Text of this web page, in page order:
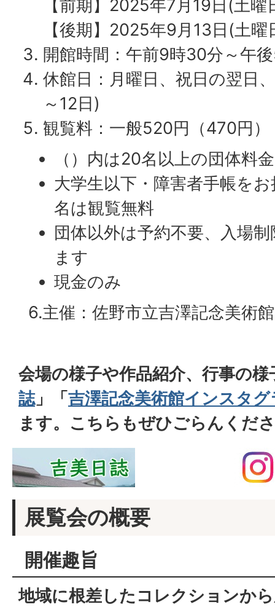
【前期】2025年7月19日(土
【後期】2025年9月13日(土
開館時間：午前9時30分～午
休館日：月曜日、祝日の翌日
～12日)
観覧料：一般520円（470円）
（）内は20名以上の団体料金
大学生以下・障害者手帳を
名は観覧無料
団体以外は予約不要、入場
ます
現金のみ
6.主催：佐野市立吉澤記念美術館
会場の様子や作品紹介、行事の
誌」「 吉澤記念美術館インスタグ
ます。こちらもぜひごらんくだ
展覧会の概要
開催趣旨
地域に根差したコレクションか